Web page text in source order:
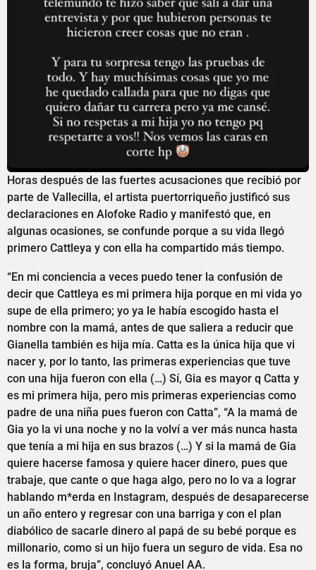
Horas después de las fuertes acusaciones que recibió por
parte de Vallecilla, el artista puertorriqueño justificó sus
declaraciones en Alofoke Radio y manifestó que, en
algunas ocasiones, se confunde porque a su vida llegó
primero Cattleya y con ella ha compartido más tiempo.
“En mi conciencia a veces puedo tener la confusión de
decir que Cattleya es mi primera hija porque en mi vida yo
supe de ella primero; yo ya le había escogido hasta el
nombre con la mamá, antes de que saliera a reducir que
Gianella también es hija mía. Catta es la única hija que vi
nacer y, por lo tanto, las primeras experiencias que tuve
con una hija fueron con ella (…) Sí, Gia es mayor q Catta y
es mi primera hija, pero mis primeras experiencias como
padre de una niña pues fueron con Catta”, “A la mamá de
Gia yo la vi una noche y no la volví a ver más nunca hasta
que tenía a mi hija en sus brazos (…) Y si la mamá de Gia
quiere hacerse famosa y quiere hacer dinero, pues que
trabaje, que cante o que haga algo, pero no lo va a lograr
hablando m*erda en Instagram, después de desaparecerse
un año entero y regresar con una barriga y con el plan
diabólico de sacarle dinero al papá de su bebé porque es
millonario, como si un hijo fuera un seguro de vida. Esa no
es la forma, bruja”, concluyó Anuel AA.